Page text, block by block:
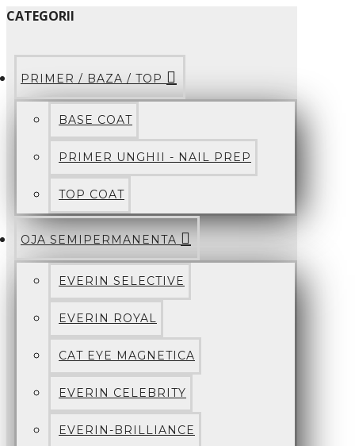
CATEGORII
PRIMER / BAZA / TOP
BASE COAT
PRIMER UNGHII - NAIL PREP
TOP COAT
OJA SEMIPERMANENTA
EVERIN SELECTIVE
EVERIN ROYAL
CAT EYE MAGNETICA
EVERIN CELEBRITY
EVERIN-BRILLIANCE